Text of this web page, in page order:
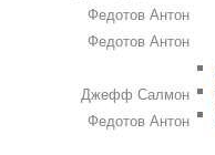
Федотов Антон
Федотов Антон
Джефф Салмон
Федотов Антон